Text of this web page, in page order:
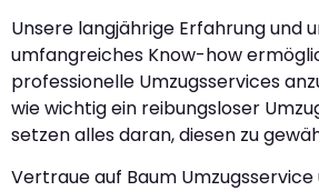
Unsere langjährige Erfahrung und
umfangreiches Know-how
professionelle Umzugsservices
wie wichtig ein reibungsloser
setzen alles daran, diesen zu
Vertraue auf Baum